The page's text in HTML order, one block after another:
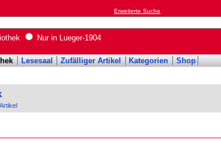
Erweiterte Suche
Nur in Lueger-1904
Lesesaal Zufälliger Artikel Kategorien Shop